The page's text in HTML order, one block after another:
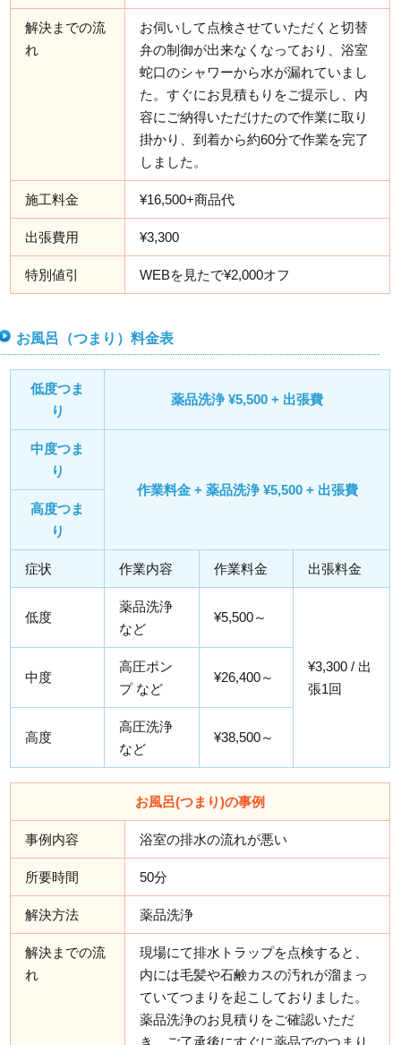
解決までの流
れ
お伺いして点検させていただくと切替
弁の制御が出来なくなっており、浴室
蛇口のシャワーから水が漏れていまし
た。すぐにお見積もりをご提示し、内
容にご納得いただけたので作業に取り
掛かり、到着から約60分で作業を完了
しました。
施工料金 ¥16,500+商品代
出張費用 ¥3,300
特別値引 WEBを見たで¥2,000オフ
お風呂（つまり）料金表
低度つま
り
薬品洗浄 ¥5,500 + 出張費
中度つま
り
作業料金 + 薬品洗浄 ¥5,500 + 出張費
高度つま
り
症状 作業内容 作業料金 出張料金
低度
薬品洗浄
など
¥5,500～
¥3,300 / 出
張1回
中度
高圧ポン
プ など
¥26,400～
高度
高圧洗浄
など
¥38,500～
お風呂(つまり)の事例
事例内容 浴室の排水の流れが悪い
所要時間 50分
解決方法 薬品洗浄
解決までの流
れ
現場にて排水トラップを点検すると、
内には毛髪や石鹸カスの汚れが溜まっ
ていてつまりを起こしておりました。
薬品洗浄のお見積りをご確認いただ
き、ご了承後にすぐに薬品でのつまり